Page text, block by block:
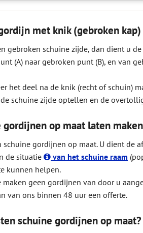
met knik (gebroken kap)
gebroken schuine zijde, dan dient u
(A) naar gebroken punt (B), en van
het deel na de knik (recht of schuin)
schuine zijde optellen en de
gordijnen op maat laten maken
schuine gordijnen op maat. U dient de
de situatie
van het schuine raam
kunnen helpen.
maken geen gordijnen van door u
van ons binnen 48 uur een offerte.
schuine gordijnen op maat?